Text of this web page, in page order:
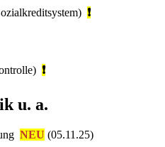
❗
❗
u. a.
NEU (05.11.25)